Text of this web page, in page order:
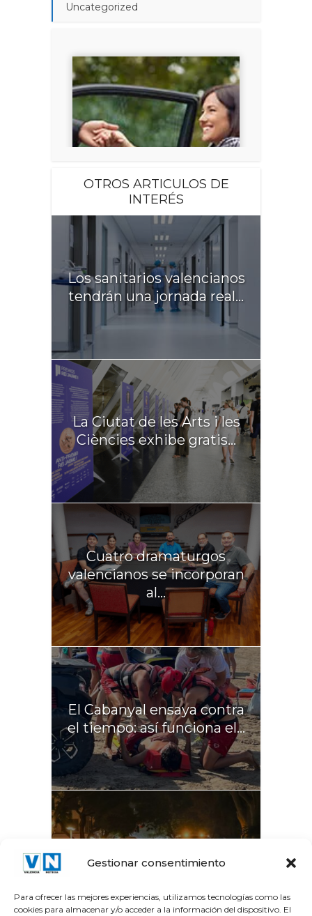
Gestionar consentimiento
Para ofrecer las mejores experiencias, utilizamos tecnologías como las
cookies para almacenar y/o acceder a la información del dispositivo. El
Uncategorized
OTROS ARTICULOS DE
INTERÉS
Los sanitarios valencianos
tendrán una jornada real...
La Ciutat de les Arts i les
Ciències exhibe gratis...
Cuatro dramaturgos
valencianos se incorporan
al...
El Cabanyal ensaya contra
el tiempo: así funciona el...
del Túria recupera el...